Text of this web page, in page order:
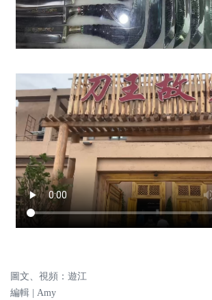
圖文、視頻：遊江
編輯 | Amy